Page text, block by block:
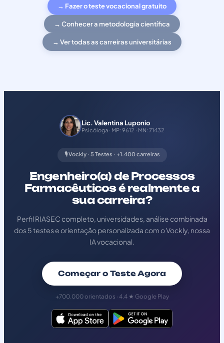
→ Fazer o teste vocacional gratuito
→ Conhecer a metodologia científica
→ Ver todas as carreiras universitárias
Lic. Valentina Luponio
Psicóloga · MP: 9612 · MN: 71432
🎙️ Vockly · 5 Testes · +1.400 carreiras
Engenheiro(a) de Processos
Farmacêuticos é realmente a
sua carreira?
Perfil RIASEC completo, universidades, análise combinada
dos 5 testes e orientação personalizada com o Vockly, nossa
IA vocacional.
Começar o Teste Agora
+700.000 orientados · 4.4 ★ Google Play